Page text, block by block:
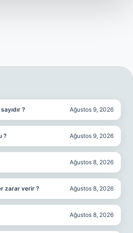
? Ağustos 9, 2026
? Ağustos 9, 2026
Ağustos 8, 2026
zarar verir ? Ağustos 8, 2026
Ağustos 8, 2026